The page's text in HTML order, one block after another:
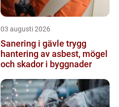
03 augusti 2026
Sanering i gävle trygg
hantering av asbest, mögel
och skador i byggnader